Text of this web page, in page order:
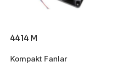
4414 M
Kompakt Fanlar